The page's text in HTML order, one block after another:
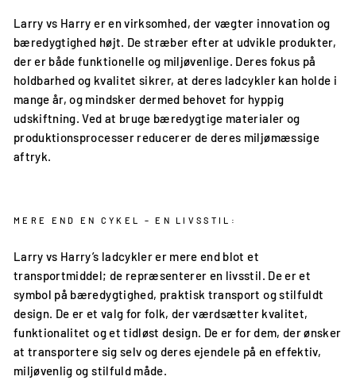
Larry vs Harry er en virksomhed, der vægter innovation og
bæredygtighed højt. De stræber efter at udvikle produkter,
der er både funktionelle og miljøvenlige. Deres fokus på
holdbarhed og kvalitet sikrer, at deres ladcykler kan holde i
mange år, og mindsker dermed behovet for hyppig
udskiftning. Ved at bruge bæredygtige materialer og
produktionsprocesser reducerer de deres miljømæssige
aftryk.
MERE END EN CYKEL – EN LIVSSTIL:
Larry vs Harry’s ladcykler er mere end blot et
transportmiddel; de repræsenterer en livsstil. De er et
symbol på bæredygtighed, praktisk transport og stilfuldt
design. De er et valg for folk, der værdsætter kvalitet,
funktionalitet og et tidløst design. De er for dem, der ønsker
at transportere sig selv og deres ejendele på en effektiv,
miljøvenlig og stilfuld måde.